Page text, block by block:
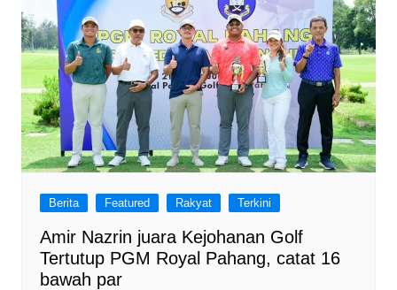
Berita Featured Rakyat Terkini
Amir Nazrin juara Kejohanan Golf
Tertutup PGM Royal Pahang, catat 16
bawah par